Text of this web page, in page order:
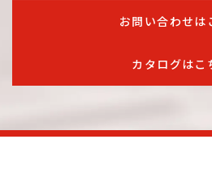
お問い合わせは
カタログはこ